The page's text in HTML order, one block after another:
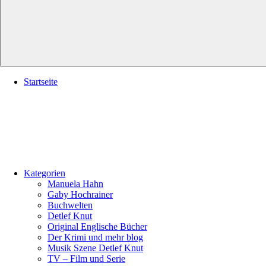
Startseite
Kategorien
Manuela Hahn
Gaby Hochrainer
Buchwelten
Detlef Knut
Original Englische Bücher
Der Krimi und mehr blog
Musik Szene Detlef Knut
TV – Film und Serie